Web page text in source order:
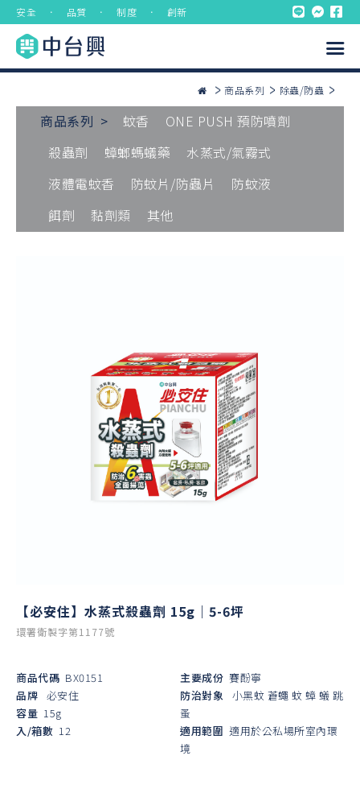
安全 ． 品質 ． 制度 ． 創新
商品系列 除蟲/防蟲
商品系列 > 蚊香
ONE PUSH 預防噴劑
殺蟲劑
蟑螂螞蟻藥
水蒸式/氣霧式
液體電蚊香
防蚊片/防蟲片
防蚊液
餌劑
黏劑類 其他
【必安住】水蒸式殺蟲劑 15g｜5-6坪
環署衛製字第1177號
商品代碼 BX0151
品牌 必安住
容量 15g
入/箱數 12
主要成份 賽酚寧
防治對象 小黑蚊 蒼蠅 蚊 蟑 蟻 跳
蚤
適用範圍 適用於公私場所室內環
境